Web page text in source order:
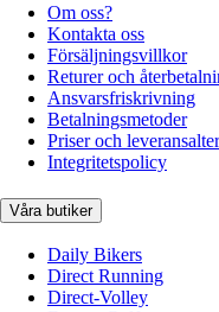
Om oss?
Kontakta oss
Försäljningsvillkor
Returer och
Ansvarsfriskrivning
Betalningsmetoder
Priser och
Integritetspolicy
Våra butiker
Daily Bikers
Direct Running
Direct-Volley